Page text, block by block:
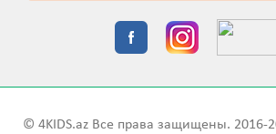
© 4KIDS.az Все права защищены. 2016-